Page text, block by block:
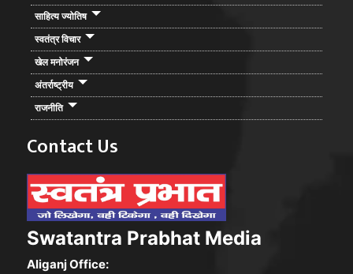
साहित्य ज्योतिष
स्वतंत्र विचार
खेल मनोरंजन
अंतर्राष्ट्रीय
राजनीति
Contact Us
Swatantra Prabhat Media
Aliganj Office: